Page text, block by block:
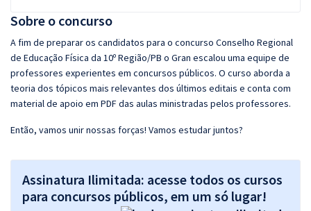
Sobre o concurso
A fim de preparar os candidatos para o concurso Conselho Regional
de Educação Física da 10º Região/PB o Gran escalou uma equipe de
professores experientes em concursos públicos. O curso aborda a
teoria dos tópicos mais relevantes dos últimos editais e conta com
material de apoio em PDF das aulas ministradas pelos professores.
Então, vamos unir nossas forças! Vamos estudar juntos?
Assinatura Ilimitada: acesse todos os cursos
para concursos públicos, em um só lugar!